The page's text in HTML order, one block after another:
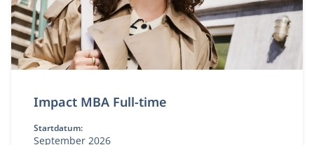
Impact MBA Full-time
Startdatum:
September 2026